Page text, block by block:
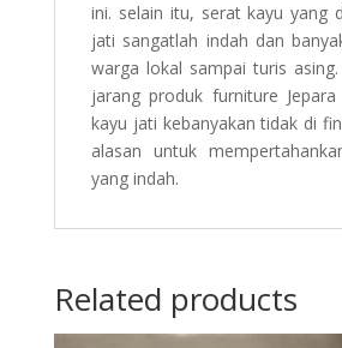
ini. selain itu, serat kayu yang
jati sangatlah indah dan
warga lokal sampai turis
jarang produk furniture
kayu jati kebanyakan tidak di
alasan untuk
yang indah.
Related products